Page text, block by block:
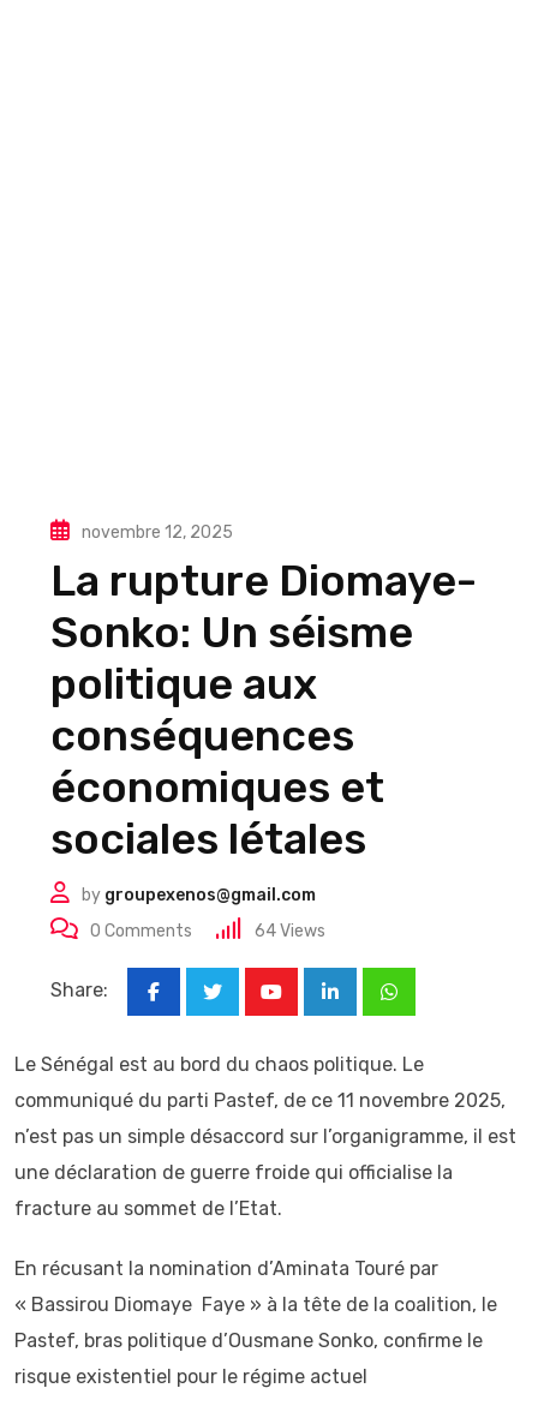
novembre 12, 2025
La rupture Diomaye-
Sonko: Un séisme
politique aux
conséquences
économiques et
sociales létales
by groupexenos@gmail.com
0 Comments 64Views
Share:
LinkedInWhatsapp
Le Sénégal est au bord du chaos politique. Le
communiqué du parti Pastef, de ce 11 novembre 2025,
n’est pas un simple désaccord sur l’organigramme, il est
une déclaration de guerre froide qui officialise la
fracture au sommet de l’Etat.
En récusant la nomination d’Aminata Touré par
« Bassirou Diomaye Faye » à la tête de la coalition, le
Pastef, bras politique d’Ousmane Sonko, confirme le
risque existentiel pour le régime actuel